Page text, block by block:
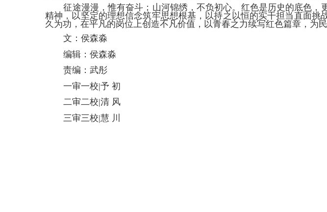
征途漫漫，惟有奋斗；山河锦绣，不负初心。红色是历史的底色
精神，以坚定的理想信念筑牢思想根基，以持之以恒的实干担当直面
久为功，在平凡的岗位上创造不凡价值，以青春之力续写红色篇章，为
文：侯森淼
编辑：侯森淼
责编：武彤
一审一校|予 初
二审二校|清 风
三审三校|慧 川